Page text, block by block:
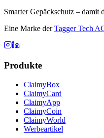
Smarter Gepäckschutz – damit
Eine Marke derTagger Tech
Produkte
ClaimyBox
ClaimyCard
ClaimyApp
ClaimyCoin
ClaimyWorld
Werbeartikel